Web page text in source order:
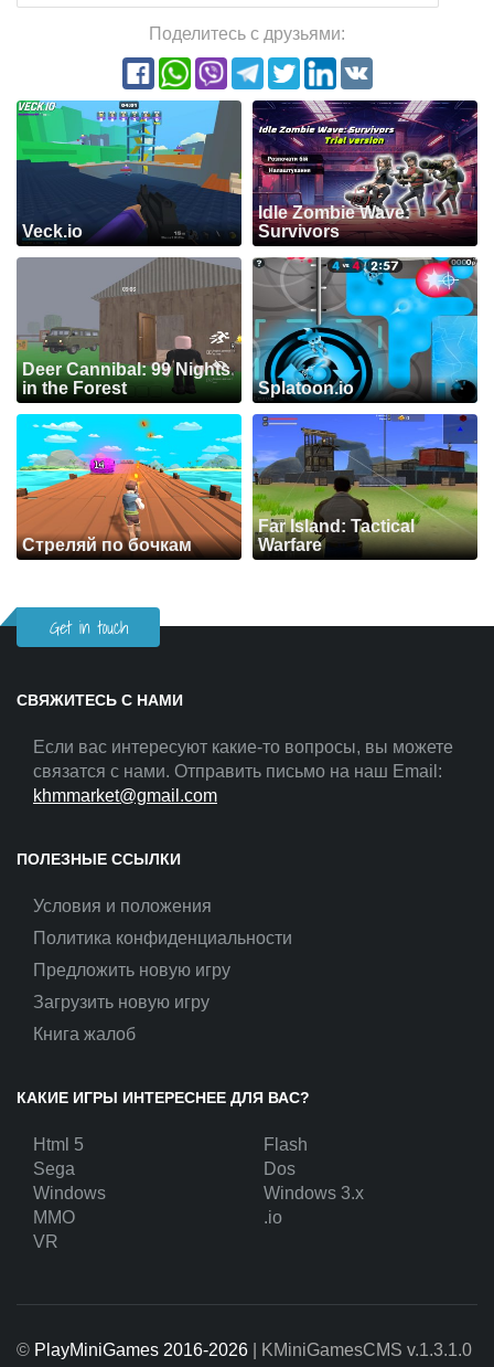
Поделитесь с друзьями:
Veck.io
Idle Zombie Wave:
Survivors
Deer Cannibal: 99 Nights
in the Forest
Splatoon.io
Стреляй по бочкам
Far Island: Tactical
Warfare
Get in touch
СВЯЖИТЕСЬ С НАМИ
Если вас интересуют какие-то вопросы, вы можете
связатся с нами. Отправить письмо на наш Email:
khmmarket@gmail.com
ПОЛЕЗНЫЕ ССЫЛКИ
Условия и положения
Политика конфиденциальности
Предложить новую игру
Загрузить новую игру
Книга жалоб
КАКИЕ ИГРЫ ИНТЕРЕСНЕЕ ДЛЯ ВАС?
Html 5
Flash
Sega
Dos
Windows
Windows 3.x
MMO
.io
VR
© PlayMiniGames 2016-2026 | KMiniGamesCMS v.1.3.1.0